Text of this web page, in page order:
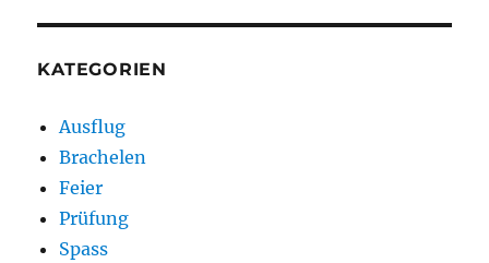
KATEGORIEN
Ausflug
Brachelen
Feier
Prüfung
Spass